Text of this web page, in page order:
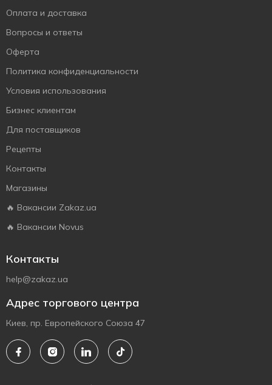
Оплата и доставка
Вопросы и ответы
Оферта
Политика конфиденциальности
Условия использования
Бизнес клиентам
Для поставщиков
Рецепты
Контакты
Магазины
🔥 Вакансии Zakaz.ua
🔥 Вакансии Novus
Контакты
help@zakaz.ua
Адрес торгового центра
Киев, пр. Европейского Союза 47